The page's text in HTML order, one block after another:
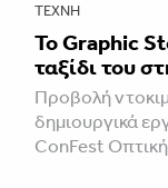
ΤΈΧΝΗ
Το Graphic
ταξίδι του
Προβολή
δημιουργικά
ConFest